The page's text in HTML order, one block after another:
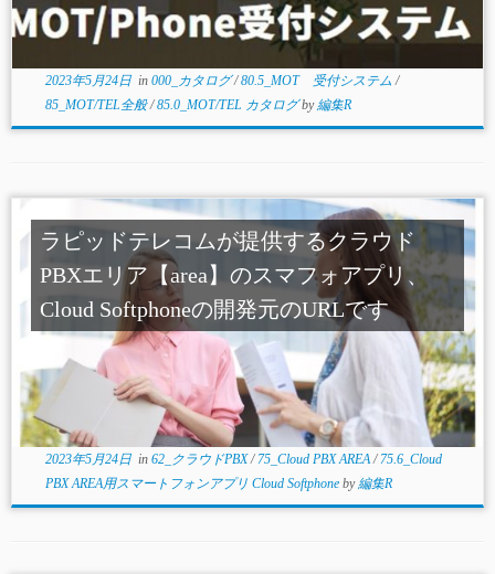
2023年5月24日in 000_カタログ/80.5_MOT 受付システム/
85_MOT/TEL全般/85.0_MOT/TEL カタログby編集R
ラピッドテレコムが提供するクラウド
PBXエリア【area】のスマフォアプリ、
Cloud Softphoneの開発元のURLです
2023年5月24日in 62_クラウドPBX/ 75_Cloud PBX AREA/ 75.6_Cloud
PBX AREA用スマートフォンアプリ Cloud Softphone by編集R